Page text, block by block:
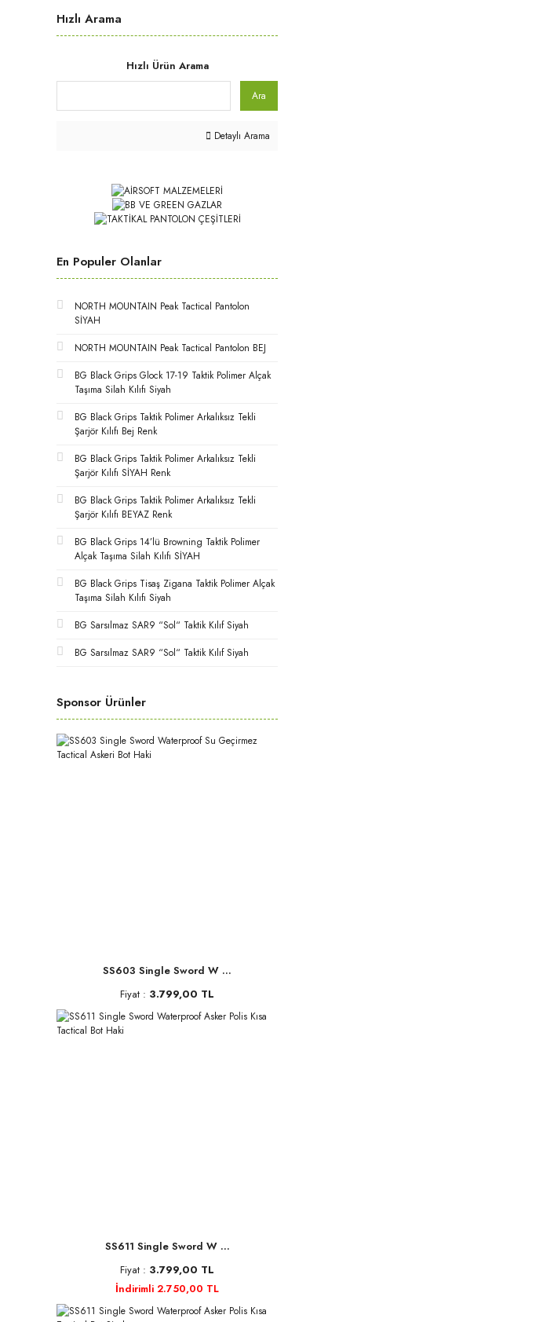
Hızlı Arama
Hızlı Ürün Arama
Ara
Detaylı Arama
En Populer Olanlar
NORTH MOUNTAIN Peak Tactical Pantolon
SİYAH
NORTH MOUNTAIN Peak Tactical Pantolon BEJ
BG Black Grips Glock 17-19 Taktik Polimer Alçak
Taşıma Silah Kılıfı Siyah
BG Black Grips Taktik Polimer Arkalıksız Tekli
Şarjör Kılıfı Bej Renk
BG Black Grips Taktik Polimer Arkalıksız Tekli
Şarjör Kılıfı SİYAH Renk
BG Black Grips Taktik Polimer Arkalıksız Tekli
Şarjör Kılıfı BEYAZ Renk
BG Black Grips 14’lü Browning Taktik Polimer
Alçak Taşıma Silah Kılıfı SİYAH
BG Black Grips Tisaş Zigana Taktik Polimer Alçak
Taşıma Silah Kılıfı Siyah
BG Sarsılmaz SAR9 “Sol“ Taktik Kılıf Siyah
BG Sarsılmaz SAR9 “Sol“ Taktik Kılıf Siyah
Sponsor Ürünler
SS603 Single Sword W ...
Fiyat : 3.799,00 TL
SS611 Single Sword W ...
Fiyat : 3.799,00 TL
İndirimli 2.750,00 TL